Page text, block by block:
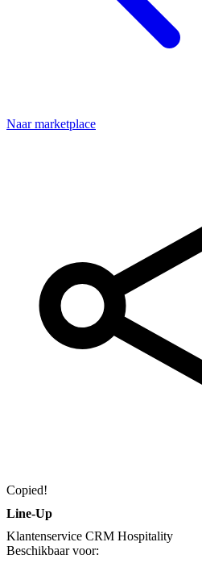
Naar marketplace
Copied!
Line-Up
Klantenservice CRM Hospitality
Beschikbaar voor: